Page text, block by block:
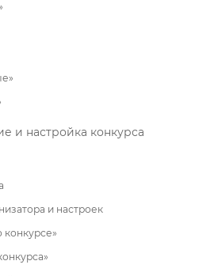
и настройка конкурса
и настроек